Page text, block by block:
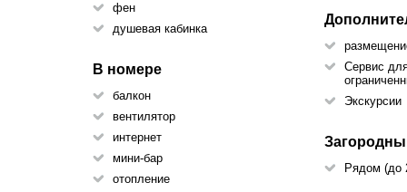
фен
душевая кабинка
В номере
балкон
вентилятор
интернет
мини-бар
отопление
Сервис
Экскурсии
Рядом (до